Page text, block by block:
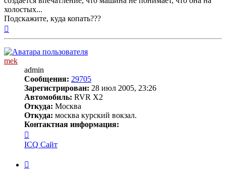
холостых...
Подскажите, куда копать???
к
началу
mek
admin
Сообщения: 29705
Зарегистрирован: 28 июл 2005, 23:26
Автомобиль: RVR X2
Откуда: Москва
Откуда: москва курский вокзал.
Контактная информация:
информация
ICQ Сайт